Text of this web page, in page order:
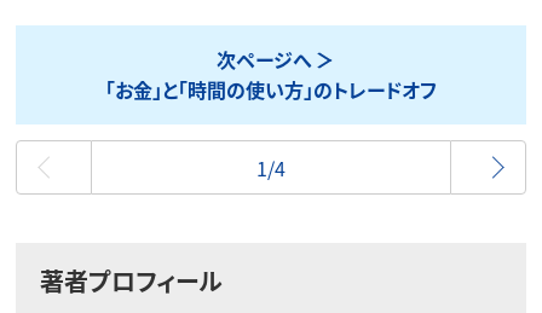
次ページへ
「お金」と「時間の使い方」のトレードオフ
最初
1/4
著者プロフィール